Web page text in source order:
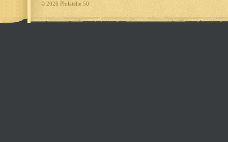
© 2026 Philatélie 50